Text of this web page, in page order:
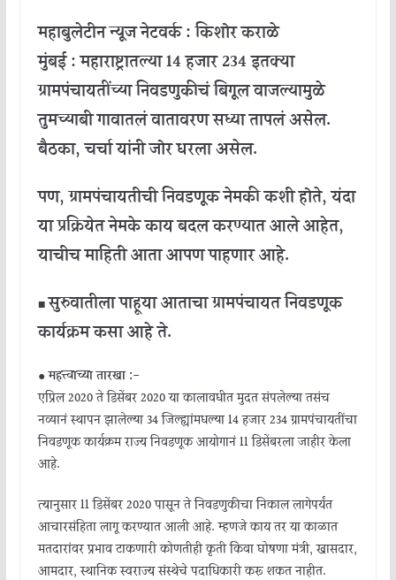
महाबुलेटीन न्यूज नेटवर्क : किशोर कराळे
मुंबई : महाराष्ट्रातल्या 14 हजार 234 इतक्या
ग्रामपंचायतींच्या निवडणुकीचं बिगूल वाजल्यामुळे
तुमच्याबी गावातलं वातावरण सध्या तापलं असेल.
बैठका, चर्चा यांनी जोर धरला असेल.
पण, ग्रामपंचायतीची निवडणूक नेमकी कशी होते, यंदा
या प्रक्रियेत नेमके काय बदल करण्यात आले आहेत,
याचीच माहिती आता आपण पाहणार आहे.
■सुरुवातीला पाहूया आताचा ग्रामपंचायत निवडणूक
कार्यक्रम कसा आहे ते.
●महत्त्वाच्या तारखा :-
एप्रिल 2020 ते डिसेंबर 2020 या कालावधीत मुदत संपलेल्या तसंच
नव्यानं स्थापन झालेल्या 34 जिल्ह्यांमधल्या 14 हजार 234 ग्रामपंचायतींचा
निवडणूक कार्यक्रम राज्य निवडणूक आयोगानं 11 डिसेंबरला जाहीर केला
आहे.
त्यानुसार 11 डिसेंबर 2020 पासून ते निवडणुकीचा निकाल लागेपर्यंत
आचारसंहिता लागू करण्यात आली आहे. म्हणजे काय तर या काळात
मतदारांवर प्रभाव टाकणारी कोणतीही कृती किंवा घोषणा मंत्री, खासदार,
आमदार, स्थानिक स्वराज्य संस्थेचे पदाधिकारी करू शकत नाहीत.